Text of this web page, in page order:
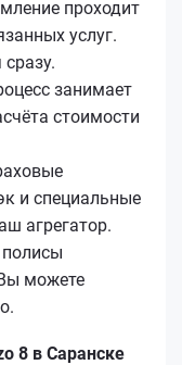
проходит
услуг.
занимает
стоимости
и специальные
агрегатор.
можете
8 в Саранске